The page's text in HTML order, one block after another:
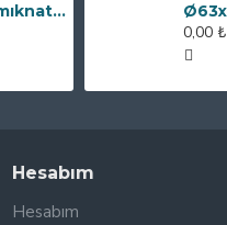
Ø80x55 mm Elektromıknatıs - 250 kg Çekim Gücü
0,00 ₺
Hesabım
Hesabım